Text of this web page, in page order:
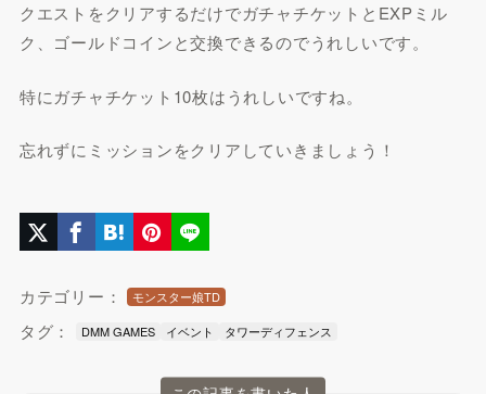
クエストをクリアするだけでガチャチケットとEXPミル
ク、ゴールドコインと交換できるのでうれしいです。
特にガチャチケット10枚はうれしいですね。
忘れずにミッションをクリアしていきましょう！
カテゴリー： モンスター娘TD
タグ： DMM GAMES イベント タワーディフェンス